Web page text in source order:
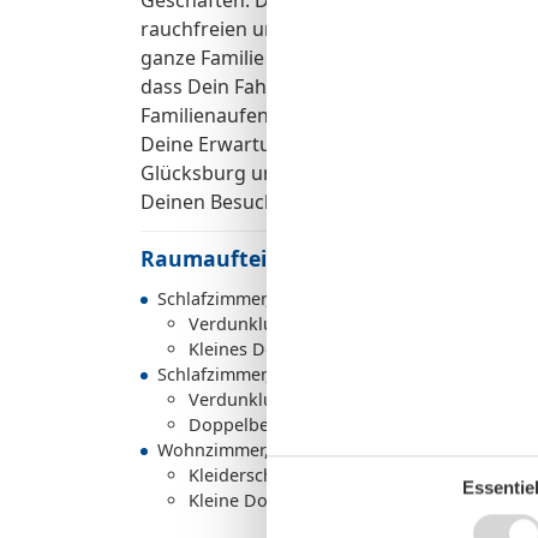
rauchfreien und kinderfreundlichen
ganze Familie gemeinsam Urlaub machen
dass Dein Fahrzeug sicher und bequem
Familienaufenthalt oder entspannte Tage
Deine Erwartungen übertreffen. Buche
Glücksburg und erlebe unvergessliche
Deinen Besuch!
Raumaufteilung
Schlafzimmer, 2 Personen
Verdunklungsvorhänge, Kleiderschrank
Kleines Doppelbett (Offenes Fußteil)
Schlafzimmer, 2 Personen
Verdunklungsvorhänge, Kleiderschrank
Doppelbett (Offenes Fußteil)
Wohnzimmer, 2 Personen
Kleiderschrank
Kleine Doppelcouch